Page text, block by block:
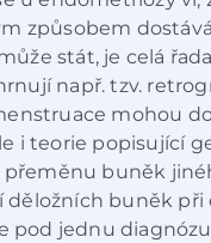
způsobem
stát, je celá
např. tzv.
mohou
i teorie popisující
přeměnu buněk
děložních buněk při
pod jednu